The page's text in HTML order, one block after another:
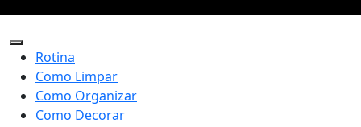
Rotina
Como Limpar
Como Organizar
Como Decorar